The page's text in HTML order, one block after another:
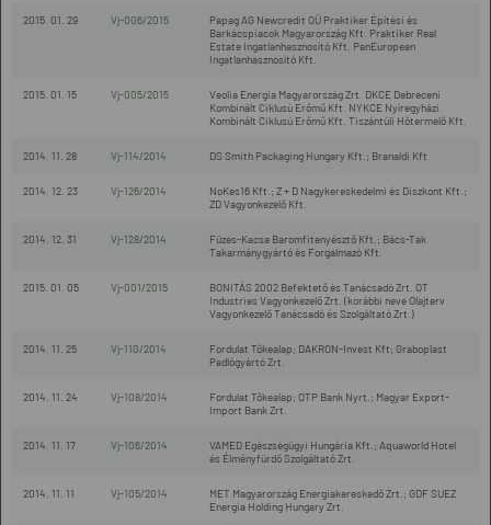
2015. 01. 29 Vj-006/2015
Papag AG Newcredit OÜ Praktiker Építési és
Barkácspiacok Magyarország Kft. Praktiker Real
Estate Ingatlanhasznosító Kft. PanEuropean
Ingatlanhasznosító Kft.
2015. 01. 15 Vj-005/2015
Veolia Energia Magyarország Zrt. DKCE Debreceni
Kombinált Ciklusú Erőmű Kft. NYKCE Nyíregyházi
Kombinált Ciklusú Erőmű Kft. Tiszántúli Hőtermelő Kft.
2014. 11. 28 Vj-114/2014 DS Smith Packaging Hungary Kft.; Branaldi Kft
2014. 12. 23 Vj-126/2014
NoKes16 Kft.; Z + D Nagykereskedelmi és Diszkont Kft.;
ZD Vagyonkezelő Kft.
2014. 12. 31 Vj-128/2014
Füzes-Kacsa Baromfitenyésztő Kft.; Bács-Tak
Takarmánygyártó és Forgalmazó Kft.
2015. 01. 05 Vj-001/2015
BONITÁS 2002 Befektető és Tanácsadó Zrt. OT
Industries Vagyonkezelő Zrt. (korábbi neve Olajterv
Vagyonkezelő Tanácsadó és Szolgáltató Zrt.)
2014. 11. 25 Vj-110/2014
Fordulat Tőkealap; DAKRON-Invest Kft; Graboplast
Padlógyártó Zrt.
2014. 11. 24 Vj-108/2014
Fordulat Tőkealap; OTP Bank Nyrt.; Magyar Export-
Import Bank Zrt.
2014. 11. 17 Vj-106/2014
VAMED Egészségügyi Hungária Kft.; Aquaworld Hotel
és Élményfürdő Szolgáltató Zrt.
2014. 11. 11 Vj-105/2014
MET Magyarország Energiakereskedő Zrt.; GDF SUEZ
Energia Holding Hungary Zrt.